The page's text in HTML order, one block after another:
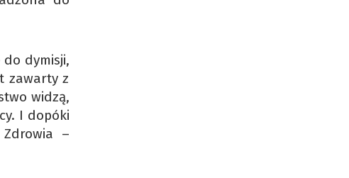
dymisji,
zawarty z
widzą,
I dopóki
–